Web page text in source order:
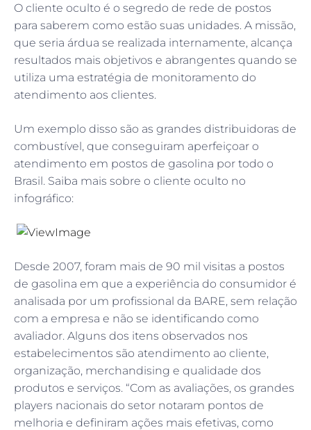
O cliente oculto é o segredo de rede de postos
para saberem como estão suas unidades. A missão,
que seria árdua se realizada internamente, alcança
resultados mais objetivos e abrangentes quando se
utiliza uma estratégia de monitoramento do
atendimento aos clientes.
Um exemplo disso são as grandes distribuidoras de
combustível, que conseguiram aperfeiçoar o
atendimento em postos de gasolina por todo o
Brasil. Saiba mais sobre o cliente oculto no
infográfico:
Desde 2007, foram mais de 90 mil visitas a postos
de gasolina em que a experiência do consumidor é
analisada por um profissional da BARE, sem relação
com a empresa e não se identificando como
avaliador. Alguns dos itens observados nos
estabelecimentos são atendimento ao cliente,
organização, merchandising e qualidade dos
produtos e serviços. “Com as avaliações, os grandes
players nacionais do setor notaram pontos de
melhoria e definiram ações mais efetivas, como